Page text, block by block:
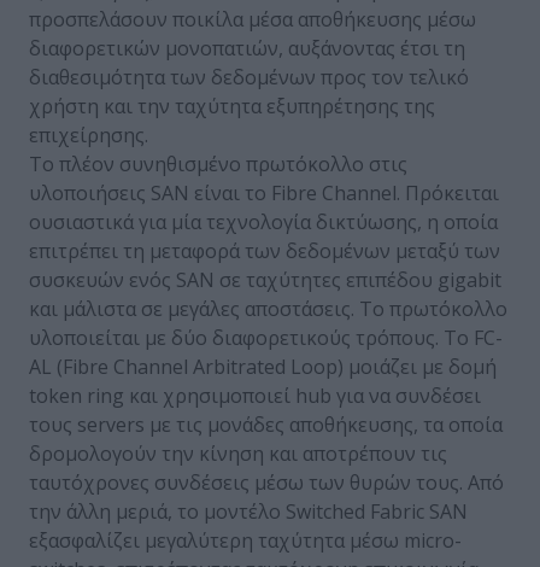
προσπελάσουν ποικίλα μέσα αποθήκευσης μέσω
διαφορετικών μονοπατιών, αυξάνοντας έτσι τη
διαθεσιμότητα των δεδομένων προς τον τελικό
χρήστη και την ταχύτητα εξυπηρέτησης της
επιχείρησης.
Το πλέον συνηθισμένο πρωτόκολλο στις
υλοποιήσεις SAN είναι το Fibre Channel. Πρόκειται
ουσιαστικά για μία τεχνολογία δικτύωσης, η οποία
επιτρέπει τη μεταφορά των δεδομένων μεταξύ των
συσκευών ενός SAN σε ταχύτητες επιπέδου gigabit
και μάλιστα σε μεγάλες αποστάσεις. Το πρωτόκολλο
υλοποιείται με δύο διαφορετικούς τρόπους. Το FC-
AL (Fibre Channel Arbitrated Loop) μοιάζει με δομή
token ring και χρησιμοποιεί hub για να συνδέσει
τους servers με τις μονάδες αποθήκευσης, τα οποία
δρομολογούν την κίνηση και αποτρέπουν τις
ταυτόχρονες συνδέσεις μέσω των θυρών τους. Από
την άλλη μεριά, το μοντέλο Switched Fabric SAN
εξασφαλίζει μεγαλύτερη ταχύτητα μέσω micro-